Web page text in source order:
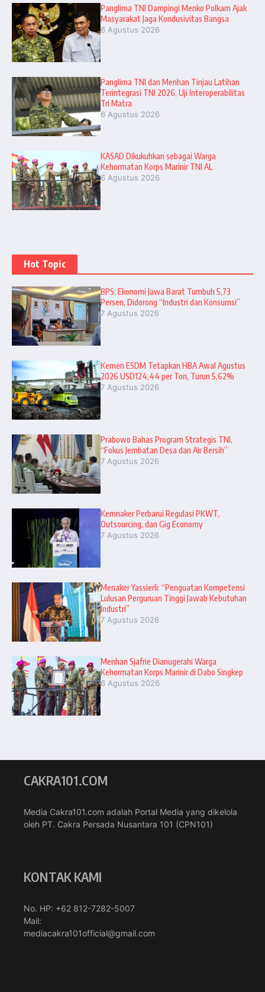
Panglima TNI Dampingi Menko Polkam Ajak
Masyarakat Jaga Kondusivitas Bangsa
6 Agustus 2026
Panglima TNI dan Menhan Tinjau Latihan
Terintegrasi TNI 2026, Uji Interoperabilitas
Tri Matra
6 Agustus 2026
KASAD Dikukuhkan sebagai Warga
Kehormatan Korps Marinir TNI AL
6 Agustus 2026
Hot Topic
BPS: Ekonomi Jawa Barat Tumbuh 5,73
Persen, Didorong “Industri dan Konsumsi”
7 Agustus 2026
Kemen ESDM Tetapkan HBA Awal Agustus
2026 USD124,44 per Ton, Turun 5,62%
7 Agustus 2026
Prabowo Bahas Program Strategis TNI,
“Fokus Jembatan Desa dan Air Bersih”
7 Agustus 2026
Kemnaker Perbarui Regulasi PKWT,
Outsourcing, dan Gig Economy
7 Agustus 2026
Menaker Yassierli: “Penguatan Kompetensi
Lulusan Perguruan Tinggi Jawab Kebutuhan
Industri”
7 Agustus 2026
Menhan Sjafrie Dianugerahi Warga
Kehormatan Korps Marinir di Dabo Singkep
6 Agustus 2026
CAKRA101.COM
Media Cakra101.com adalah Portal Media yang dikelola
oleh PT. Cakra Persada Nusantara 101 (CPN101)
KONTAK KAMI
No. HP: +62 812-7282-5007
Mail:
mediacakra101official@gmail.com